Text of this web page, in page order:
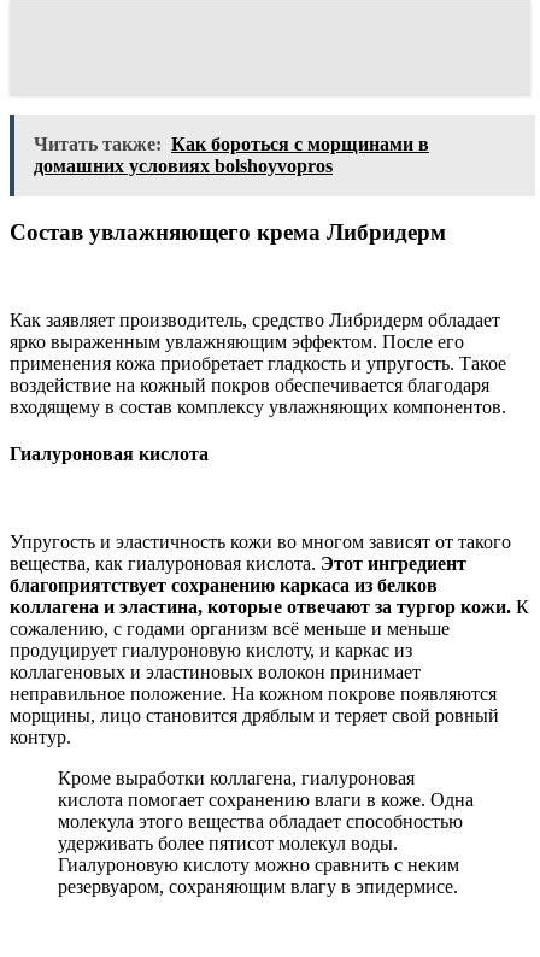
Читать также: Как бороться с морщинами в
домашних условиях bolshoyvopros
Состав увлажняющего крема Либридерм
Как заявляет производитель, средство Либридерм обладает
ярко выраженным увлажняющим эффектом. После его
применения кожа приобретает гладкость и упругость. Такое
воздействие на кожный покров обеспечивается благодаря
входящему в состав комплексу увлажняющих компонентов.
Гиалуроновая кислота
Упругость и эластичность кожи во многом зависят от такого
вещества, как гиалуроновая кислота. Этот ингредиент
благоприятствует сохранению каркаса из белков
коллагена и эластина, которые отвечают за тургор кожи. К
сожалению, с годами организм всё меньше и меньше
продуцирует гиалуроновую кислоту, и каркас из
коллагеновых и эластиновых волокон принимает
неправильное положение. На кожном покрове появляются
морщины, лицо становится дряблым и теряет свой ровный
контур.
Кроме выработки коллагена, гиалуроновая
кислота помогает сохранению влаги в коже. Одна
молекула этого вещества обладает способностью
удерживать более пятисот молекул воды.
Гиалуроновую кислоту можно сравнить с неким
резервуаром, сохраняющим влагу в эпидермисе.